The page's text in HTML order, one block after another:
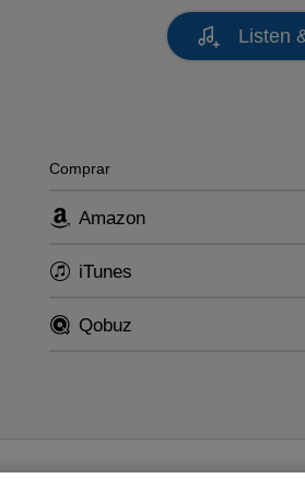
Listen
Comprar
Amazon
iTunes
Qobuz